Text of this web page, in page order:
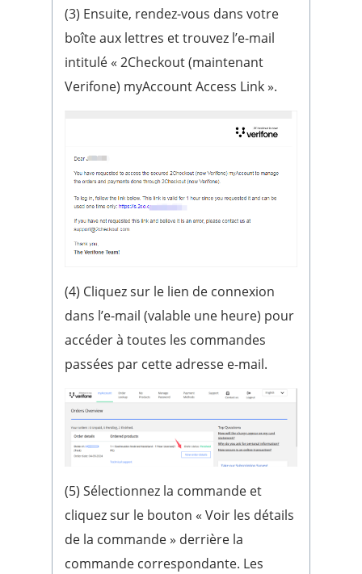
(3) Ensuite, rendez-vous dans votre
boîte aux lettres et trouvez l’e-mail
intitulé « 2Checkout (maintenant
Verifone) myAccount Access Link ».
(4) Cliquez sur le lien de connexion
dans l’e-mail (valable une heure) pour
accéder à toutes les commandes
passées par cette adresse e-mail.
(5) Sélectionnez la commande et
cliquez sur le bouton « Voir les détails
de la commande » derrière la
commande correspondante. Les